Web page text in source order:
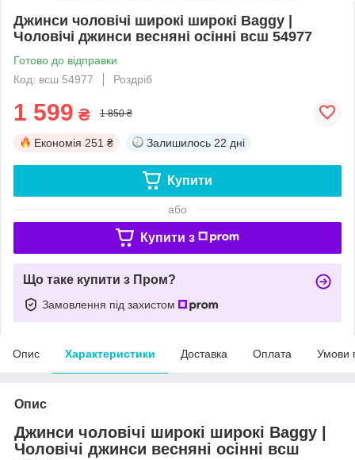
Джинси чоловічі широкі широкі Baggy |
Чоловічі джинси весняні осінні всш 54977
Готово до відправки
Код: всш 54977
Роздріб
1 599 ₴ 1 850 ₴
Економія 251 ₴ Залишилось 22 дні
Купити
або
Купити з
Що таке купити з Пром?
Замовлення під захистом
Опис Характеристики Доставка Оплата Умови
Опис
Джинси чоловічі широкі широкі Baggy |
Чоловічі джинси весняні осінні всш